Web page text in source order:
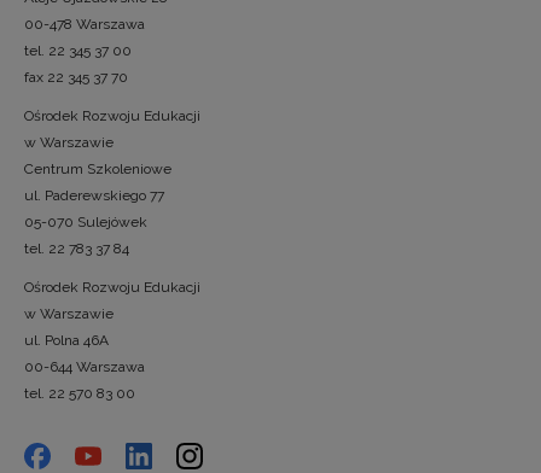
00-478 Warszawa
tel. 22 345 37 00
fax 22 345 37 70
Ośrodek Rozwoju Edukacji
w Warszawie
Centrum Szkoleniowe
ul. Paderewskiego 77
05-070 Sulejówek
tel. 22 783 37 84
Ośrodek Rozwoju Edukacji
w Warszawie
ul. Polna 46A
00-644 Warszawa
tel. 22 570 83 00